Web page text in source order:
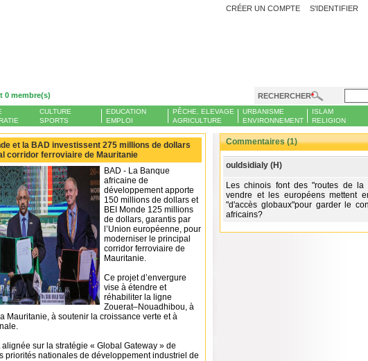
CRÉER UN COMPTE S'IDENTIFIER
0 membre(s) RECHERCHER
CULTURE
SPORTS
EDUCATION
EMPLOI
PÊCHE, ELEVAGE
AGRICULTURE
URBANISME
ENVIRONNEMENT
ISLAM
RELIGION
et la BAD investissent 275 millions de dollars
corridor ferroviaire de Mauritanie
BAD - La Banque
africaine de
développement apporte
150 millions de dollars et
BEI Monde 125 millions
de dollars, garantis par
l’Union européenne, pour
moderniser le principal
corridor ferroviaire de
Mauritanie.
Ce projet d’envergure
vise à étendre et
réhabiliter la ligne
Zouerat–Nouadhibou, à
Mauritanie, à soutenir la croissance verte et à
sur la stratégie « Global Gateway » de
priorités nationales de développement industriel de
Commentaires (1)
ouldsidialy (H)
Les chinois font des "routes de la
vendre et les européens mettent
"d'accès globaux"pour garder le
africains?